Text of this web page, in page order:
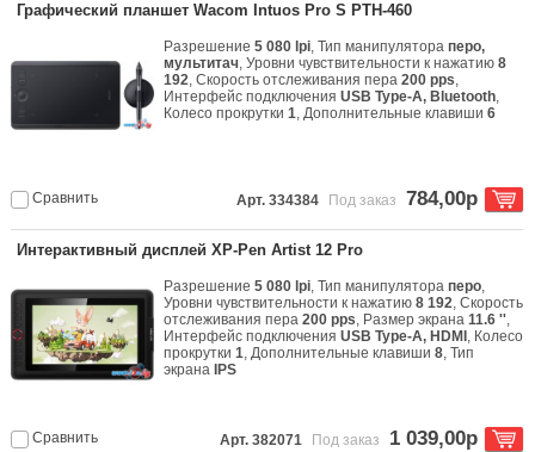
Графический планшет Wacom Intuos Pro S PTH-460
Разрешение5 080 lpi, Тип манипулятораперо,
мультитач, Уровни чувствительности к нажатию8
192, Скорость отслеживания пера200 pps,
Интерфейс подключенияUSB Type-A, Bluetooth,
Колесо прокрутки1, Дополнительные клавиши6
Сравнить Арт. 334384 Под заказ 784,00р
Интерактивный дисплей XP-Pen Artist 12 Pro
Разрешение5 080 lpi, Тип манипулятораперо,
Уровни чувствительности к нажатию8 192, Скорость
отслеживания пера200 pps, Размер экрана11.6 '',
Интерфейс подключенияUSB Type-A, HDMI , Колесо
прокрутки1, Дополнительные клавиши8, Тип
экрана IPS
Сравнить Арт. 382071 Под заказ 1 039,00р